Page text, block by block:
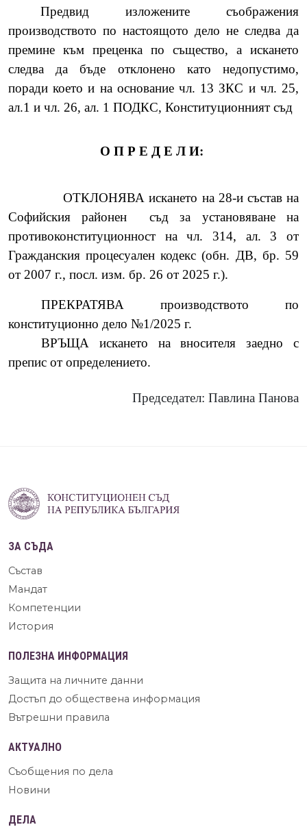
Предвид изложените съображения
производството по настоящото дело не следва да
премине към преценка по същество, а искането
следва да бъде отклонено като недопустимо,
поради което и на основание чл. 13 ЗКС и чл. 25,
ал.1 и чл. 26, ал. 1 ПОДКС, Конституционният съд
О П Р Е Д Е Л И:
ОТКЛОНЯВА искането на 28-и състав на
Софийския районен
съд за установяване на
противоконституционност на чл. 314, ал. 3 от
Гражданския процесуален кодекс (обн. ДВ, бр. 59
от 2007 г., посл. изм. бр. 26 от 2025 г.).
ПРЕКРАТЯВА производството по
конституционно дело №1/2025 г.
ВРЪЩА искането на вносителя заедно с
препис от определението.
Председател: Павлина Панова
ЗА СЪДА
Състав
Мандат
Компетенции
История
ПОЛЕЗНА ИНФОРМАЦИЯ
Защита на личните данни
Достъп до обществена информация
Вътрешни правила
АКТУАЛНО
Съобщения по дела
Новини
ДЕЛА